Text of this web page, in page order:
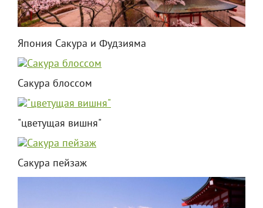
Япония Сакура и Фудзияма
Сакура блоссом
"цветущая вишня"
Сакура пейзаж